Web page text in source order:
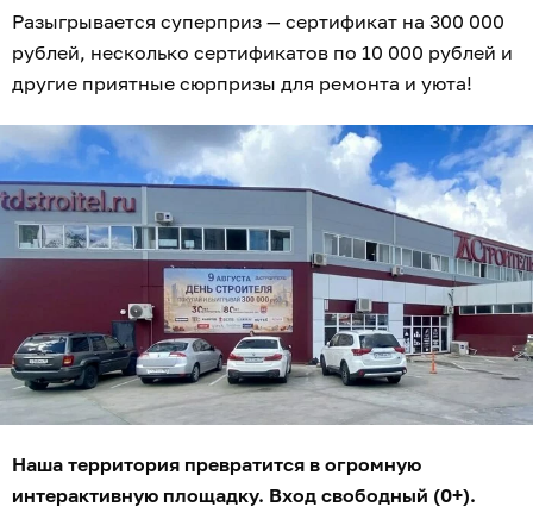
Разыгрывается суперприз — сертификат на 300 000
рублей, несколько сертификатов по 10 000 рублей и
другие приятные сюрпризы для ремонта и уюта!
Наша территория превратится в огромную
интерактивную площадку. Вход свободный (0+).